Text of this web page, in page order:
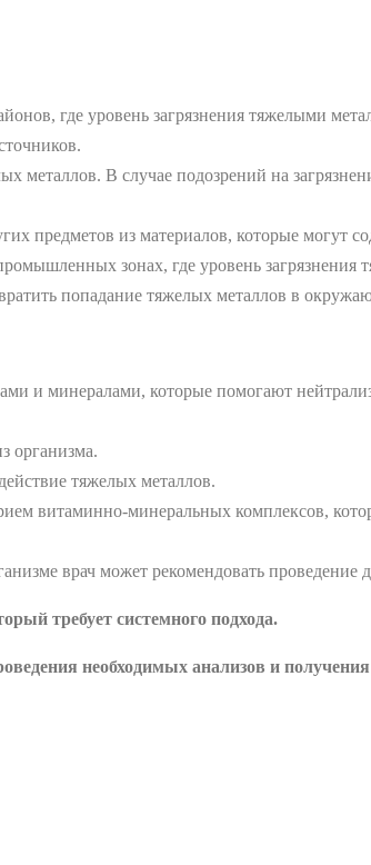
где уровень загрязнения тяжелыми
металлов. В случае подозрений на
предметов из материалов, которые могут
зонах, где уровень
попадание тяжелых металлов в
и минералами, которые помогают
организма.
тяжелых металлов.
витаминно-минеральных комплексов,
врач может рекомендовать проведение
требует системного подхода.
необходимых анализов и